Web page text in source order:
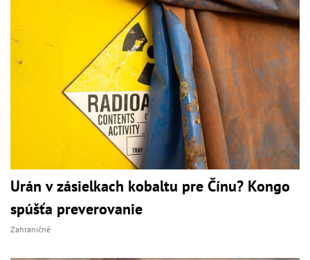
Urán v zásielkach kobaltu pre Čínu? Kongo
spúšťa preverovanie
Zahraničné